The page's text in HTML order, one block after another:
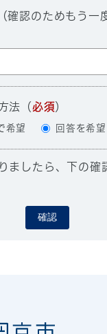
確認のためもう一
法 （必須）
希望 回答を希
ましたら、下の確
確認